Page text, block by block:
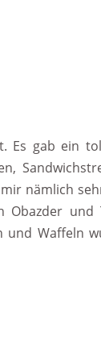
Es gab ein
nämlich
und
und Waffeln